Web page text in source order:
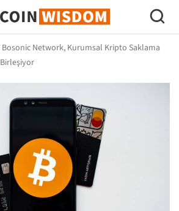
Bitcoin Bilgeliği
Network, Kurumsal Kripto Saklama